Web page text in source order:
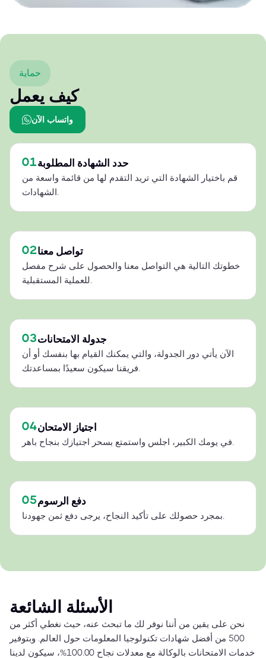
حماية
كيف يعمل
واتساب الآن
01حدد الشهادة المطلوبة
قم باختيار الشهادة التي تريد التقدم لها من قائمة واسعة من
الشهادات.
02تواصل معنا
خطوتك التالية هي التواصل معنا والحصول على شرح مفصل
للعملية المستقبلية.
03جدولة الامتحانات
الآن يأتي دور الجدولة، والتي يمكنك القيام بها بنفسك أو أن
فريقنا سيكون سعيدًا بمساعدتك.
04اجتياز الامتحان
في يومك الكبير، اجلس واستمتع بسحر اجتيازك بنجاح باهر.
05دفع الرسوم
بمجرد حصولك على تأكيد النجاح، يرجى دفع ثمن جهودنا.
الأسئلة الشائعة
نحن على يقين من أننا نوفر لك ما تبحث عنه، حيث نغطي أكثر من
500 من أفضل شهادات تكنولوجيا المعلومات حول العالم. وبتوفير
خدمات الامتحانات بالوكالة مع معدلات نجاح 100.00%، سيكون لدينا